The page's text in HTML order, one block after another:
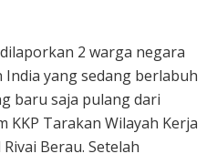
2 warga negara
yang sedang berlabuh
baru saja pulang dari
KKP Tarakan Wilayah Kerja
Berau. Setelah